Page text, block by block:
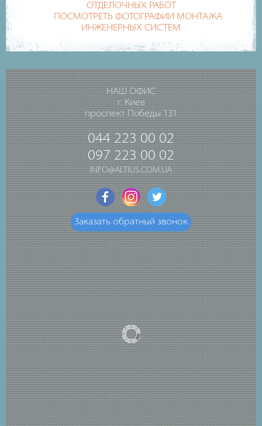
ОТДЕЛОЧНЫХ РАБОТ
ПОСМОТРЕТЬ ФОТОГРАФИИ МОНТАЖА
ИНЖЕНЕРНЫХ СИСТЕМ
НАШ ОФИС
г. Киев
проспект Победы 131
044 223 00 02
097 223 00 02
INFO@ALTIUS.COM.UA
Заказать обратный звонок